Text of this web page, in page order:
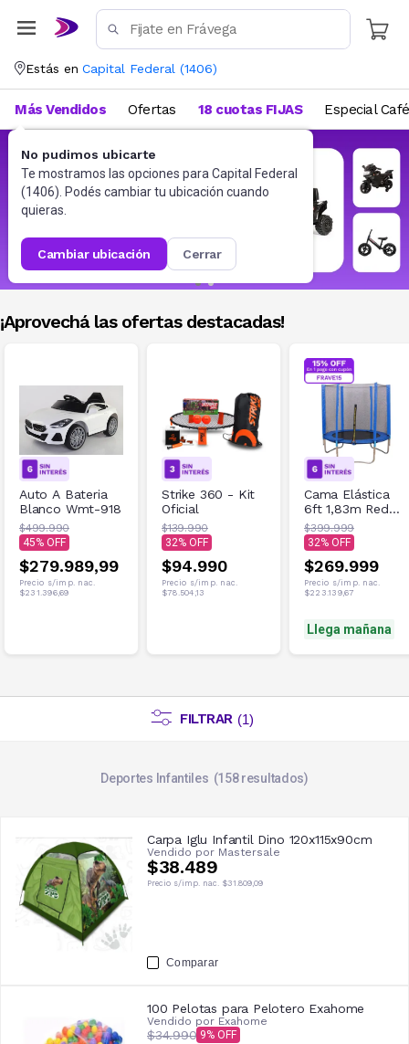
Estás en Capital Federal (1406)
No pudimos ubicarte
Te mostramos las opciones para Capital Federal
(1406). Podés cambiar tu ubicación cuando
quieras.
cambiar ubicación cerrar
Más Vendidos Ofertas 18 cuotas FIJAS Especial Café
¡Aprovechá las ofertas destacadas!
Auto A Bateria
Blanco Wmt-918
$499.990
45
$279.989,99
Precio s/imp. nac.
$231.396,69
Strike 360 - Kit
Oficial
$139.990
32
$94.990
Precio s/imp. nac.
$78.504,13
Cama Elástica
6ft 1,83m Red
de Seguridad
100kg Azul
$399.999
32
$269.999
Precio s/imp. nac.
$223.139,67
Llega mañana
FILTRAR (1)
Deportes Infantiles 158resultados
Carpa Iglu Infantil Dino 120x115x90cm
Vendido por Mastersale
$38.489
Precio s/imp. nac. $31.809,09
Comparar
100 Pelotas para Pelotero Exahome
Vendido por Exahome
$34.990 9